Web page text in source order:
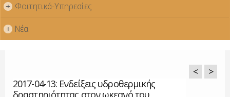
+ Φοιτητικά-Υπηρεσίες
+ Νέα
2017-04-13: Ενδείξεις υδροθερμικής
δραστηριότητας στον ωκεανό του
< >